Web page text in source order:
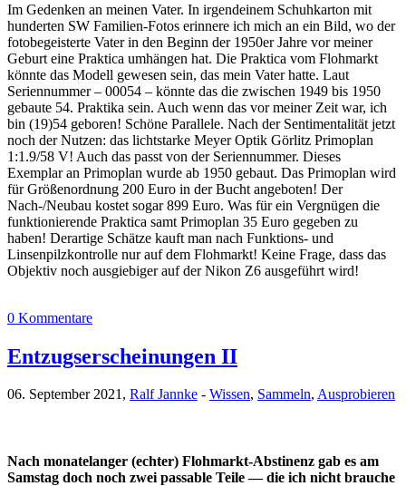
Im Gedenken an meinen Vater. In irgendeinem Schuhkarton mit
hunderten SW Familien-Fotos erinnere ich mich an ein Bild, wo der
fotobegeisterte Vater in den Beginn der 1950er Jahre vor meiner
Geburt eine Praktica umhängen hat. Die Praktica vom Flohmarkt
könnte das Modell gewesen sein, das mein Vater hatte. Laut
Seriennummer – 00054 – könnte das die zwischen 1949 bis 1950
gebaute 54. Praktika sein. Auch wenn das vor meiner Zeit war, ich
bin (19)54 geboren! Schöne Parallele. Nach der Sentimentalität jetzt
noch der Nutzen: das lichtstarke Meyer Optik Görlitz Primoplan
1:1.9/58 V! Auch das passt von der Seriennummer. Dieses
Exemplar an Primoplan wurde ab 1950 gebaut. Das Primoplan wird
für Größenordnung 200 Euro in der Bucht angeboten! Der
Nach-/Neubau kostet sogar 899 Euro. Was für ein Vergnügen die
funktionierende Praktica samt Primoplan 35 Euro gegeben zu
haben! Derartige Schätze kauft man nach Funktions- und
Linsenpilzkontrolle nur auf dem Flohmarkt! Keine Frage, dass das
Objektiv noch ausgiebiger auf der Nikon Z6 ausgeführt wird!
0 Kommentare
Entzugserscheinungen II
06. September 2021, Ralf Jannke - Wissen, Sammeln, Ausprobieren
Nach monatelanger (echter) Flohmarkt-Abstinenz gab es am
Samstag doch noch zwei passable Teile — die ich nicht brauche